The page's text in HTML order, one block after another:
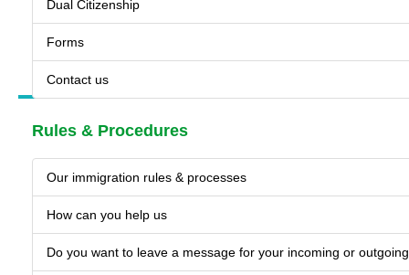
Dual Citizenship
Forms
Contact us
Rules & Procedures
Our immigration rules & processes
How can you help us
Do you want to leave a message for your incoming or